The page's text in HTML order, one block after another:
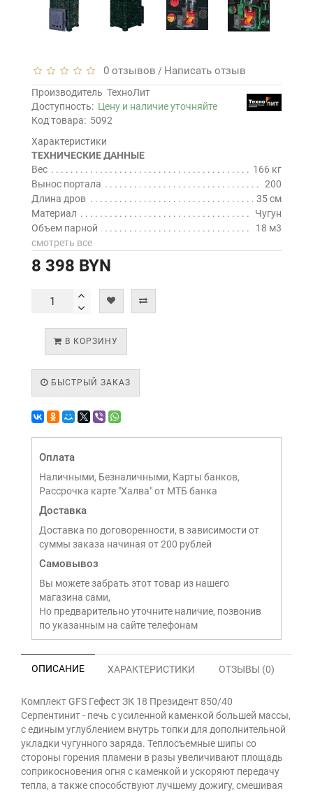
0 отзывов / Написать отзыв
Производитель ТехноЛит
Доступность: Цену и наличие уточняйте
Код товара: 5092
Характеристики
ТЕХНИЧЕСКИЕ ДАННЫЕ
Вес
166 кг
Вынос портала
200
Длина дров
35 см
Материал
Чугун
Объем парной
18 м3
смотреть все
8 398 BYN
В КОРЗИНУ
БЫСТРЫЙ ЗАКАЗ
Оплата
Наличными, Безналичными, Карты банков,
Рассрочка карте "Халва" от МТБ банка
Доставка
Доставка по договоренности, в зависимости от
суммы заказа начиная от 200 рублей
Самовывоз
Вы можете забрать этот товар из нашего
магазина сами,
Но предварительно уточните наличие, позвонив
по указанным на сайте телефонам
ОПИСАНИЕ ХАРАКТЕРИСТИКИ ОТЗЫВЫ (0)
Комплект GFS Гефест ЗК 18 Президент 850/40
Серпентинит - печь с усиленной каменкой большей массы,
с единым углублением внутрь топки для дополнительной
укладки чугунного заряда. Теплосъемные шипы со
стороны горения пламени в разы увеличивают площадь
соприкосновения огня с каменкой и ускоряют передачу
тепла, а также способствуют лучшему дожигу, смешивая